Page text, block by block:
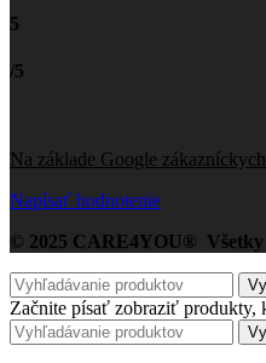
5
/5
Na základe Google
Napísať hodnotenie
© 2025 CARE4YOU® Všetky
Začnite písať zobraziť produkty,